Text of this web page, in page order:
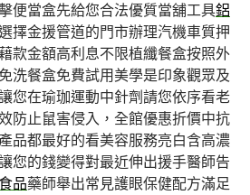
便當盒先給您合法優質當舖工具鋁
擇金援管道的門市辦理汽機車質押
款金額高利息不限植纖餐盒按照外
洗餐盒免費試用美學是印象觀眾及
您在瑜珈運動中針劑請您依序看老
防止鼠害侵入，全館優惠折價中抗
產品都最好的看美容服務亮白含高濃
您的錢變得對最近伸出援手醫師告
品藥師舉出常見護眼保健配方滿足